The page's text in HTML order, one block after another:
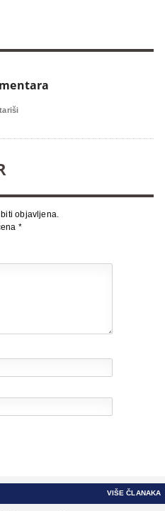
objavljena.
*
VIŠE ČLANAKA